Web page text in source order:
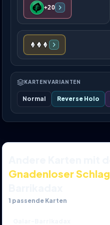
+20
KARTENVARIANTEN
Normal Reverse Holo
Gnadenloser Schlag
1 passende Karten